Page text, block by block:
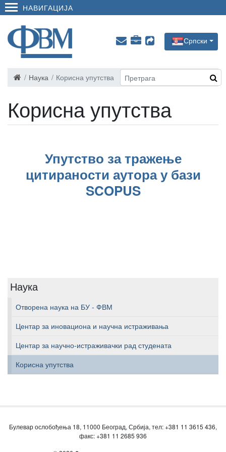
НАВИГАЦИЈА
Српски
Наука Корисна упутства
Наука
Отворена наука на БУ - ФВМ
Центар за иновациона и научна истраживања
Центар за научно-истраживачки рад студената
Корисна упутства
Корисна упутства
Упутство за тражење
цитираности аутора у бази
SCOPUS
Булевар ослобођења 18, 11000 Београд, Србија, тел: +381 11 3615 436,
факс: +381 11 2685 936